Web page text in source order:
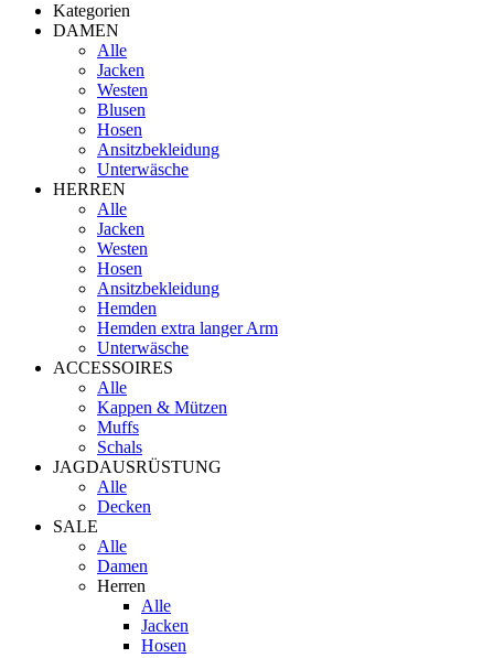
Kategorien
DAMEN
Alle
Jacken
Westen
Blusen
Hosen
Ansitzbekleidung
Unterwäsche
HERREN
Alle
Jacken
Westen
Hosen
Ansitzbekleidung
Hemden
Hemden extra langer Arm
Unterwäsche
ACCESSOIRES
Alle
Kappen & Mützen
Muffs
Schals
JAGDAUSRÜSTUNG
Alle
Decken
SALE
Alle
Damen
Herren
Alle
Jacken
Hosen